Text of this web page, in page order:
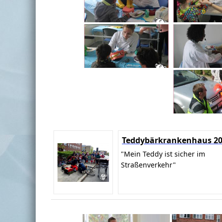
Teddybärkrankenhaus
"Mein Teddy ist sicher im
Straßenverkehr"